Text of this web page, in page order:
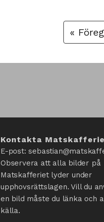
«
Kontakta
E-post:
Observera att alla bilder på
Matskafferiet lyder under
upphovsrättslagen. Vill du
en bild måste du länka och
källa.